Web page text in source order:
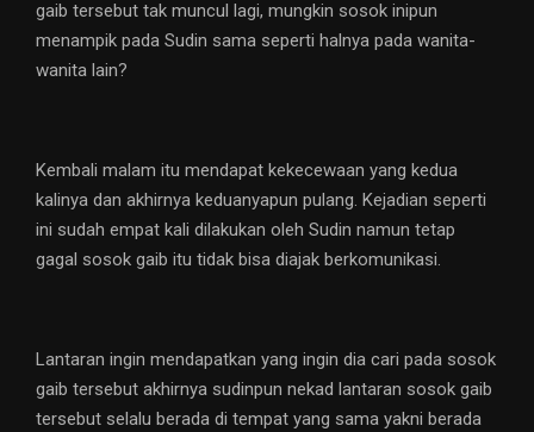
gaib tersebut tak muncul lagi, mungkin sosok inipun
menampik pada Sudin sama seperti halnya pada wanita-
wanita lain?
Kembali malam itu mendapat kekecewaan yang kedua
kalinya dan akhirnya keduanyapun pulang. Kejadian seperti
ini sudah empat kali dilakukan oleh Sudin namun tetap
gagal sosok gaib itu tidak bisa diajak berkomunikasi.
Lantaran ingin mendapatkan yang ingin dia cari pada sosok
gaib tersebut akhirnya sudinpun nekad lantaran sosok gaib
tersebut selalu berada di tempat yang sama yakni berada